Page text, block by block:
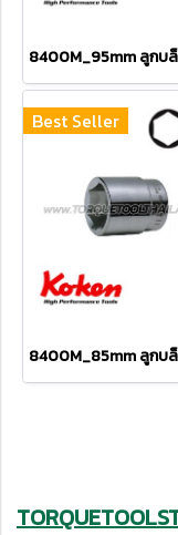
Best Seller